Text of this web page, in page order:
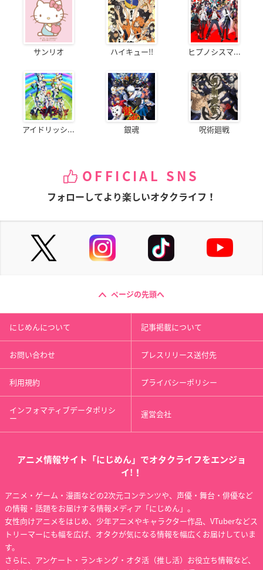
サンリオ ハイキュー!! ヒプノシスマ...
アイドリッシ... 銀魂 呪術廻戦
OFFICIAL SNS
フォローしてより楽しいオタクライフ！
ページの先頭へ
にじめんについて 記事掲載について
お問い合わせ プレスリリース送付先
利用規約 プライバシーポリシー
インフォマティブデータポリシ
ー 運営会社
アニメ情報サイト「にじめん」でオタクライフをエンジョ
イ!！
アニメ・ゲーム・漫画などの2次元コンテンツや、声優・舞台・俳優など
の情報・話題をお届けする情報メディア「にじめん」。
女性向けアニメをはじめ、少年アニメやキャラクター作品、VTuberなどス
トリーマーにも幅を広げ、オタクが気になる情報を幅広くお届けしていま
す。
さらに、アンケート・ランキング・オタ活（推し活）お役立ち情報など、